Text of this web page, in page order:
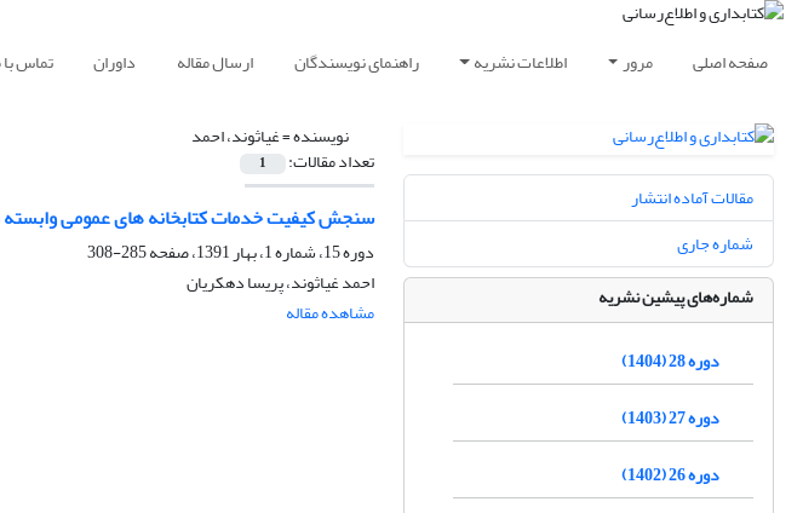
صفحه اصلی مرور اطلاعات نشریه راهنمای نویسندگان ارسال مقاله داوران تماس با
نویسنده =غیاثوند، احمد
تعداد مقالات: 1
سنجش کیفیت خدمات کتابخانه های عمومی
دوره 15، شماره 1، بهار 1391، صفحه
285-308
احمد غیاثوند، پریسا دهکریان
مشاهده مقاله
مقالات آماده انتشار
شماره جاری
شماره‌های پیشین نشریه
دوره 28 (1404)
دوره 27 (1403)
دوره 26 (1402)